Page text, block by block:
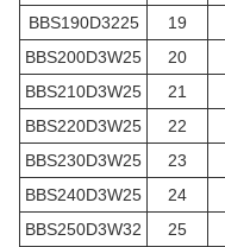
BBS190D3225
19
BBS200D3W25
20
BBS210D3W25
21
BBS220D3W25
22
BBS230D3W25
23
BBS240D3W25
24
BBS250D3W32
25